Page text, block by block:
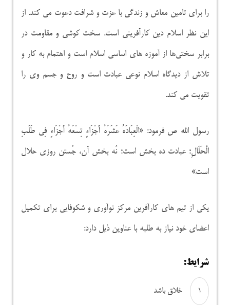
را برای تامین معاش و زندگی با عزت و شرافت دعوت می کند. از
این نظر اسلام دین کارآفرینی است. سخت کوشی و مقاومت در
برابر سختی‌ها از آموزه های اساسی اسلام است و اهتمام به کار و
تلاش از دیدگاه اسلام نوعی عبادت است و روح و جسم وی را
تقویت می کند.
رسول الله ص فرمود: «الْعِبَادَهُ عَشَرَهُ أَجْزَاءٍ تِسْعَهُ أَجْزَاءٍ فِی طَلَبِ
الْحَلَالِ؛ عبادت ده بخش است؛ نُه بخش آن، جُستن روزى حلال
است»
یکی از تیم های کارآفرین مرکز نوآوری و شکوفایی برای تکمیل
اعضای خود نیاز به طلبه با عناوین ذیل دارد:
شرایط:
خلاق باشد